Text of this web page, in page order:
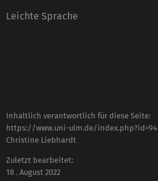
Leichte Sprache
Inhaltlich verantwortlich für diese Seite:
https://www.uni-ulm.de/index.php?id=94
Christine Liebhardt
Zuletzt bearbeitet:
18 . August 2022